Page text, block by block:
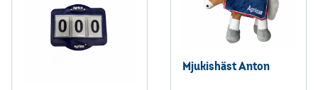
Mjukishäst Anton